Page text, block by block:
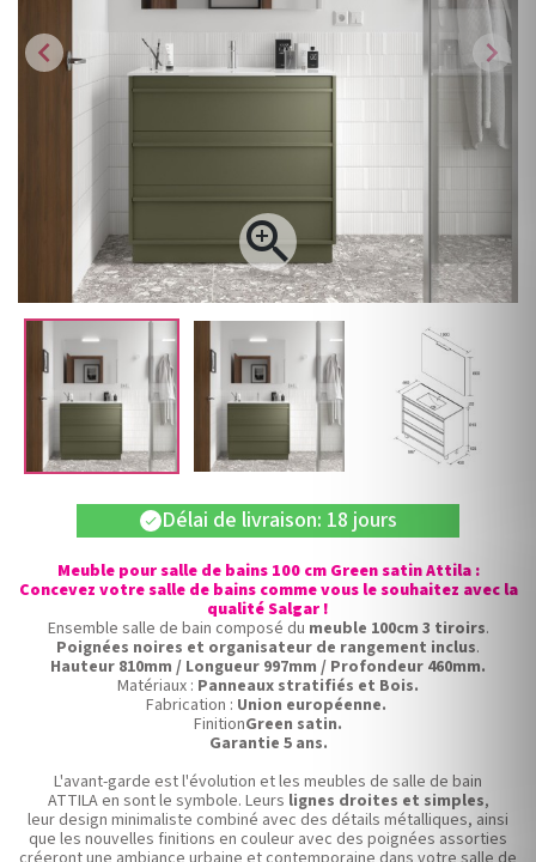
chevron_left

chevron_right
check Délai de livraison: 18 jours
Meuble pour salle de bains 100 cm Green satin Attila :
Concevez votre salle de bains comme vous le souhaitez avec la
qualité Salgar !
Ensemble salle de bain composé du meuble 100cm 3 tiroirs.
Poignées noires et organisateur de rangement inclus.
Hauteur 810mm / Longueur 997mm / Profondeur 460mm.
Matériaux : Panneaux stratifiés et Bois.
Fabrication : Union européenne.
FinitionGreen satin.
Garantie 5 ans.
L'avant-garde est l'évolution et les meubles de salle de bain
ATTILA en sont le symbole. Leurs lignes droites et simples,
leur design minimaliste combiné avec des détails métalliques, ainsi
que les nouvelles finitions en couleur avec des poignées assorties